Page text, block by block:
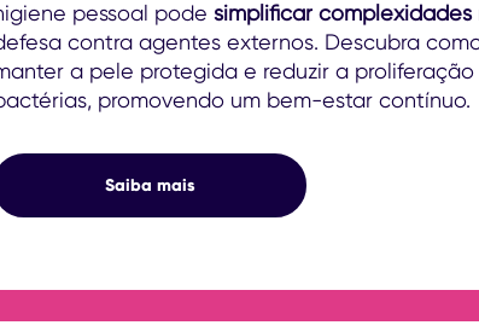
pessoal pode simplificar complexidades
contra agentes externos. Descubra
a pele protegida e reduzir a proliferação
promovendo um bem-estar contínuo.
Saiba maisHigiene e Proteção: Fortaleça seu